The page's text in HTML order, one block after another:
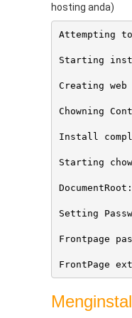
hosting anda)
Attempting
Starting
Creating web
Chowning
Install
Starting
Setting
Frontpage
FrontPage